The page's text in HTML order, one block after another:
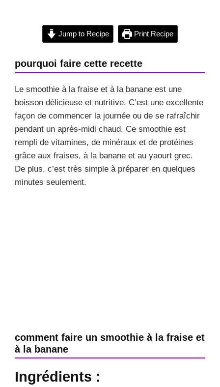
Jump to Recipe Print Recipe
pourquoi faire cette recette
Le smoothie à la fraise et à la banane est une
boisson délicieuse et nutritive. C’est une excellente
façon de commencer la journée ou de se rafraîchir
pendant un après-midi chaud. Ce smoothie est
rempli de vitamines, de minéraux et de protéines
grâce aux fraises, à la banane et au yaourt grec.
De plus, c’est très simple à préparer en quelques
minutes seulement.
comment faire un smoothie à la fraise et
à la banane
Ingrédients :